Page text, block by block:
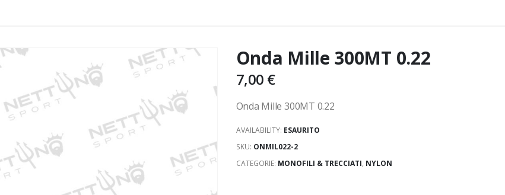
Onda Mille 300MT 0.22
7,00 €
Onda Mille 300MT 0.22
AVAILABILITY: ESAURITO
SKU: ONMIL022-2
CATEGORIE: MONOFILI & TRECCIATI, NYLON